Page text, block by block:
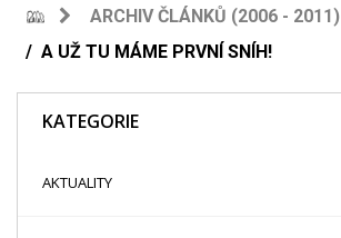
ARCHIV ČLÁNKŮ (2006 - 2011)
A UŽ TU MÁME PRVNÍ SNÍH!
KATEGORIE
AKTUALITY